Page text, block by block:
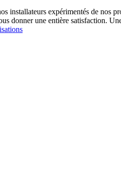
installateurs expérimentés de
donner une entière satisfaction.